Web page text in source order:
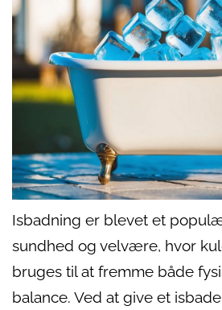
Isbadning er blevet et
sundhed og velvære, hvor
bruges til at fremme både
balance. Ved at give et